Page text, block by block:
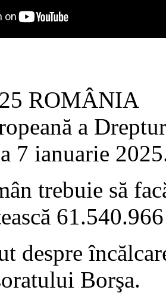
ROMÂNIA
a
7 ianuarie
trebuie să
despre
Borşa.